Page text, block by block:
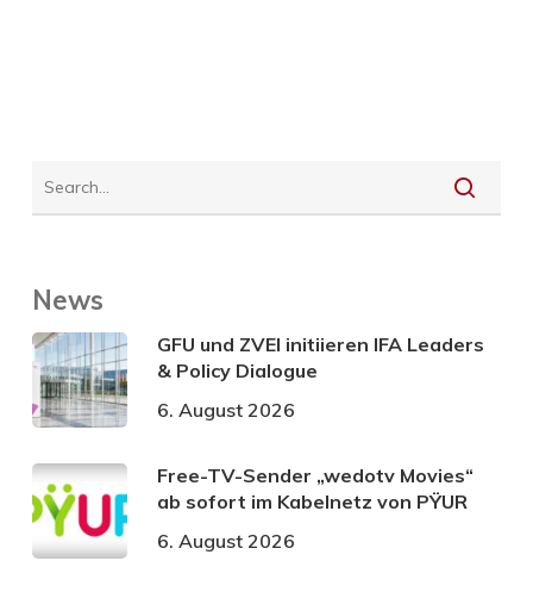
News
GFU und ZVEI initiieren IFA Leaders
& Policy Dialogue
6. August 2026
Free-TV-Sender „wedotv Movies“
ab sofort im Kabelnetz von PŸUR
6. August 2026